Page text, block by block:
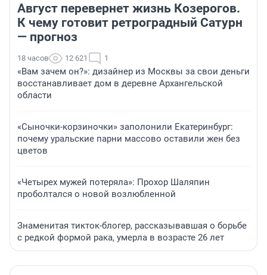
Август перевернет жизнь Козерогов.
К чему готовит ретроградный Сатурн
— прогноз
18 часов 12 621 1
«Вам зачем он?»: дизайнер из Москвы за свои деньги
восстанавливает дом в деревне Архангельской
области
«Сыночки-корзиночки» заполонили Екатеринбург:
почему уральские парни массово оставили жен без
цветов
«Четырех мужей потеряла»: Прохор Шаляпин
проболтался о новой возлюбленной
Знаменитая тикток-блогер, рассказывавшая о борьбе
с редкой формой рака, умерла в возрасте 26 лет